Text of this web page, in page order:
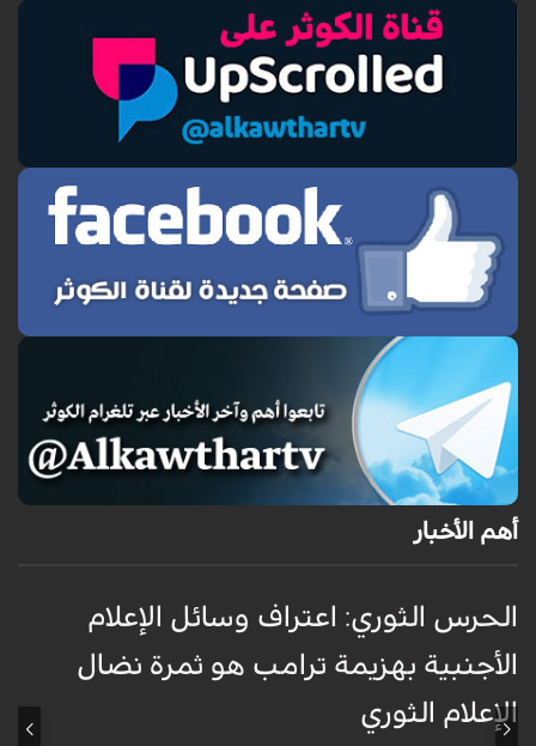
أهم الأخبار
الحرس الثوري: اعتراف وسائل الإعلام
الأجنبية بهزيمة ترامب هو ثمرة نضال
الإعلام الثوري